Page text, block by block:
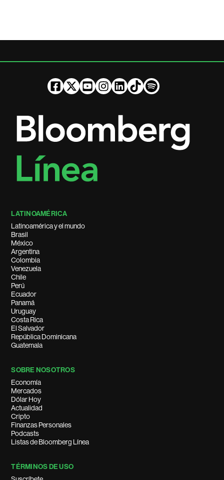
LATINOAMÉRICA
Latinoamérica y el mundo
Brasil
México
Argentina
Colombia
Venezuela
Chile
Perú
Ecuador
Panamá
Uruguay
Costa Rica
El Salvador
República Dominicana
Guatemala
SOBRE NOSOTROS
Economía
Mercados
Dólar Hoy
Actualidad
Cripto
Finanzas Personales
Podcasts
Listas de Bloomberg Línea
TÉRMINOS DE USO